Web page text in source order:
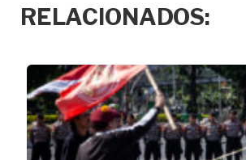
RELACIONADOS: